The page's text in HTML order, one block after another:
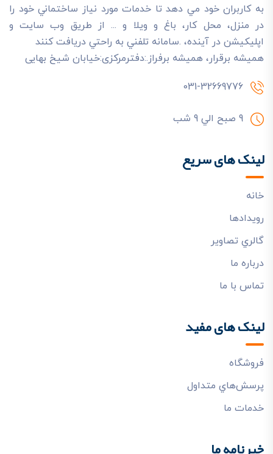
به کاربران خود مي دهد تا خدمات مورد نياز ساختماني خود را
در منزل، محل کار، باغ و ويلا و ... از طريق وب سايت و
اپليکيشن در آينده، .سامانه تلفني به راحتي دريافت کنند
هميشه برقرار، هميشه برفراز.:دفترمرکزی:خیابان شیخ بهایی
031-32669776
9 صبح الي 9 شب
لینک های سریع
خانه
رويدادها
گالري تصاوير
درباره ما
تماس با ما
لینک های مفید
فروشگاه
پرسش‌هاي متداول
خدمات ما